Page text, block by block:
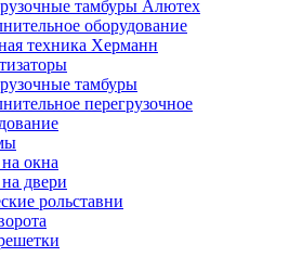
тамбуры Алютех
оборудование
техника Херманн
тамбуры
перегрузочное
окна
двери
рольставни